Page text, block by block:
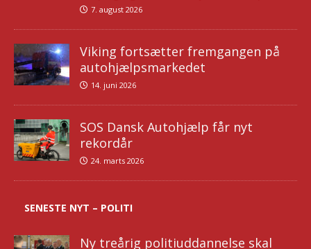
7. august 2026
Viking fortsætter fremgangen på
autohjælpsmarkedet
14. juni 2026
SOS Dansk Autohjælp får nyt
rekordår
24. marts 2026
SENESTE NYT – POLITI
Ny treårig politiuddannelse skal